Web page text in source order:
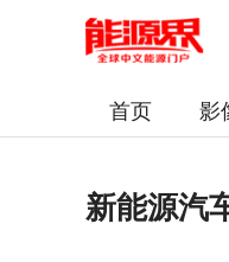
首页 影
新能源汽